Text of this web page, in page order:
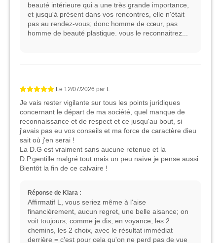
beauté intérieure qui a une très grande importance,
et jusqu'à présent dans vos rencontres, elle n'était
pas au rendez-vous; donc homme de cœur, pas
homme de beauté plastique. vous le reconnaitrez...
Le 12/07/2026 par L
Je vais rester vigilante sur tous les points juridiques
concernant le départ de ma société, quel manque de
reconnaissance et de respect et ce jusqu'au bout, si
j'avais pas eu vos conseils et ma force de caractère dieu
sait où j'en serai !
La D.G est vraiment sans aucune retenue et la
D.P.gentille malgré tout mais un peu naïve je pense aussi
Bientôt la fin de ce calvaire !
Réponse de Klara :
Affirmatif L, vous seriez même à l'aise
financièrement, aucun regret, une belle aisance; on
voit toujours, comme je dis, en voyance, les 2
chemins, les 2 choix, avec le résultat immédiat
derrière = c'est pour cela qu'on ne perd pas de vue